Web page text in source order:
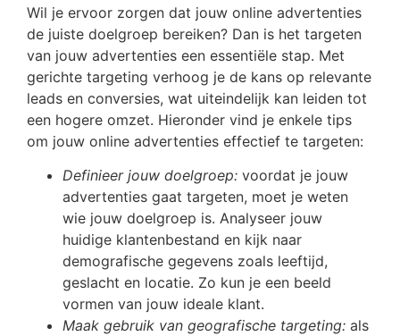
Wil je ervoor zorgen dat jouw online advertenties
de juiste doelgroep bereiken? Dan is het targeten
van jouw advertenties een essentiële stap. Met
gerichte targeting verhoog je de kans op relevante
leads en conversies, wat uiteindelijk kan leiden tot
een hogere omzet. Hieronder vind je enkele tips
om jouw online advertenties effectief te targeten:
Definieer jouw doelgroep: voordat je jouw
advertenties gaat targeten, moet je weten
wie jouw doelgroep is. Analyseer jouw
huidige klantenbestand en kijk naar
demografische gegevens zoals leeftijd,
geslacht en locatie. Zo kun je een beeld
vormen van jouw ideale klant.
Maak gebruik van geografische targeting: als